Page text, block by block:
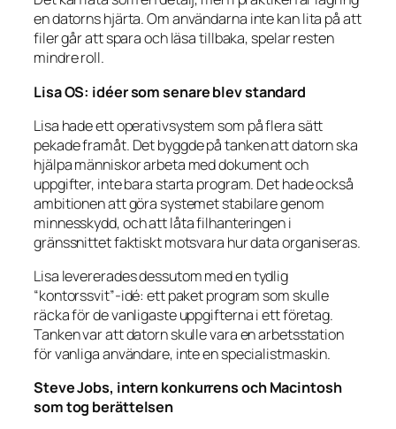
en datorns hjärta. Om användarna inte kan lita på att
filer går att spara och läsa tillbaka, spelar resten
mindre roll.
Lisa OS: idéer som senare blev standard
Lisa hade ett operativsystem som på flera sätt
pekade framåt. Det byggde på tanken att datorn ska
hjälpa människor arbeta med dokument och
uppgifter, inte bara starta program. Det hade också
ambitionen att göra systemet stabilare genom
minnesskydd, och att låta filhanteringen i
gränssnittet faktiskt motsvara hur data organiseras.
Lisa levererades dessutom med en tydlig
“kontorssvit”-idé: ett paket program som skulle
räcka för de vanligaste uppgifterna i ett företag.
Tanken var att datorn skulle vara en arbetsstation
för vanliga användare, inte en specialistmaskin.
Steve Jobs, intern konkurrens och Macintosh
som tog berättelsen